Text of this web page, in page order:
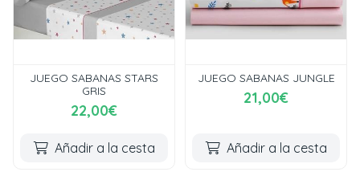
JUEGO SABANAS STARS
GRIS
22,00€
Añadir a la cesta
JUEGO SABANAS JUNGLE
21,00€
Añadir a la cesta